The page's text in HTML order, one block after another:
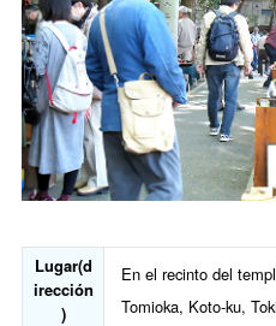
Lugar(d
irección
)
En el recinto del
Tomioka, Koto-ku,